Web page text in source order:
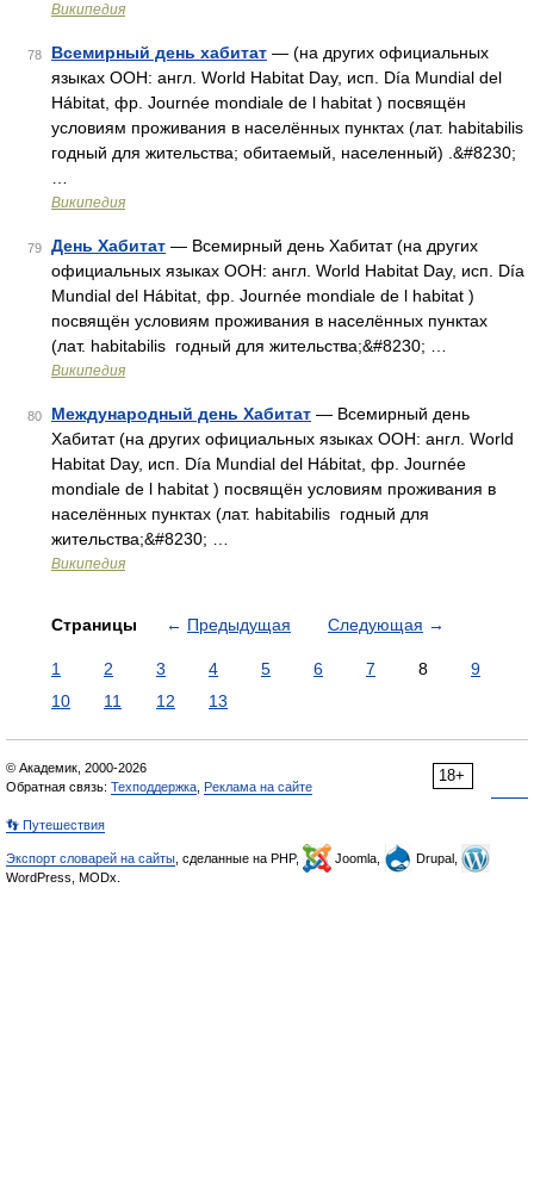
Википедия
78 Всемирный день хабитат — (на других официальных
языках ООН: англ. World Habitat Day, исп. Día Mundial del
Hábitat, фр. Journée mondiale de l habitat ) посвящён
условиям проживания в населённых пунктах (лат. habitabilis
годный для жительства; обитаемый, населенный) .&#8230;
Википедия
79 День Хабитат — Всемирный день Хабитат (на других
официальных языках ООН: англ. World Habitat Day, исп. Día
Mundial del Hábitat, фр. Journée mondiale de l habitat )
посвящён условиям проживания в населённых пунктах
(лат. habitabilis годный для жительства;&#8230; …
Википедия
80 Международный день Хабитат — Всемирный день
Хабитат (на других официальных языках ООН: англ. World
Habitat Day, исп. Día Mundial del Hábitat, фр. Journée
mondiale de l habitat ) посвящён условиям проживания в
населённых пунктах (лат. habitabilis годный для
жительства;&#8230; …
Википедия
Страницы ← Предыдущая Следующая →
1 2 3 4 5 6 7 8
9
10
11 12 13
18+
© Академик, 2000-2026
Обратная связь: Техподдержка Реклама на сайте
👣 Путешествия
Экспорт словарей на сайты , сделанные на PHP, Joomla,
Drupal,
WordPress, MODx.